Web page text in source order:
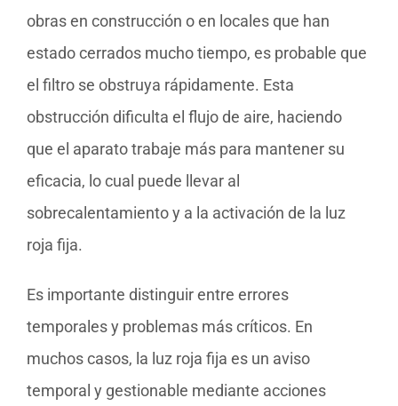
obras en construcción o en locales que han
estado cerrados mucho tiempo, es probable que
el filtro se obstruya rápidamente. Esta
obstrucción dificulta el flujo de aire, haciendo
que el aparato trabaje más para mantener su
eficacia, lo cual puede llevar al
sobrecalentamiento y a la activación de la luz
roja fija.
Es importante distinguir entre errores
temporales y problemas más críticos. En
muchos casos, la luz roja fija es un aviso
temporal y gestionable mediante acciones